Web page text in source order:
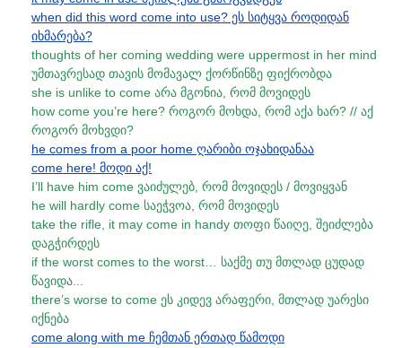
when did this word come into use? ეს სიტყვა როდიდან
იხმარება?
thoughts of her coming wedding were uppermost in her mind
უმთავრესად თავის მომავალ ქორწინზე ფიქრობდა
she is unlike to come არა მგონია, რომ მოვიდეს
how come you’re here? როგორ მოხდა, რომ აქა ხარ? // აქ
როგორ მოხვდი?
he comes from a poor home ღარიბი ოჯახიდანაა
come here! მოდი აქ!
I’ll have him come ვაიძულებ, რომ მოვიდეს / მოვიყვან
he will hardly come საეჭვოა, რომ მოვიდეს
take the rifle, it may come in handy თოფი წაიღე, შეიძლება
დაგჭირდეს
if the worst comes to the worst… საქმე თუ მთლად ცუდად
წავიდა...
there’s worse to come ეს კიდევ არაფერი, მთლად უარესი
იქნება
come along with me ჩემთან ერთად წამოდი